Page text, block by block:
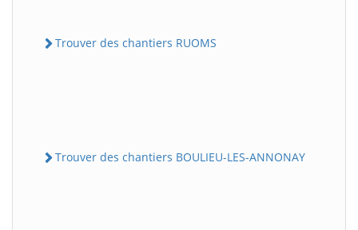
Trouver des chantiers RUOMS
Trouver des chantiers BOULIEU-LES-ANNONAY